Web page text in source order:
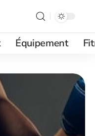
Équipement